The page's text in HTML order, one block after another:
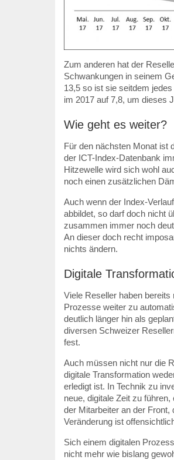
Zum anderen hat der
Schwankungen in seinem
13,5 so ist sie seitdem
im 2017 auf 7,8, um dieses
Wie geht es weiter?
Für den nächsten Monat ist
der ICT-Index-Datenbank
Hitzewelle wird sich wohl
noch einen zusätzlichen
Auch wenn der Index-
abbildet, so darf doch nicht
zusammen immer noch
An dieser doch recht
nichts ändern.
Digitale
Viele Reseller haben
Prozesse weiter zu
deutlich länger hin als
diversen Schweizer
fest.
Auch müssen nicht nur die
digitale Transformation
erledigt ist. In Technik zu
neue, digitale Zeit zu
der Mitarbeiter an der
Veränderung ist
Sich einem digitalen
nicht mehr wie bislang